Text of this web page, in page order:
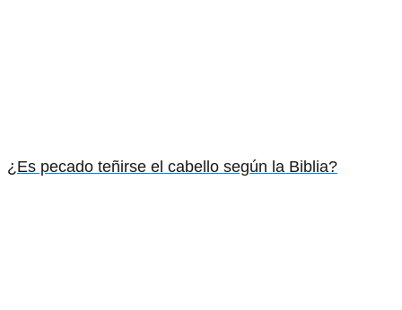
¿Es pecado teñirse el cabello según la Biblia?